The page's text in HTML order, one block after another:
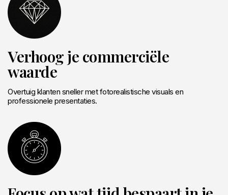
Verhoog je commerciële
waarde
Overtuig klanten sneller met fotorealistische visuals en
professionele presentaties.